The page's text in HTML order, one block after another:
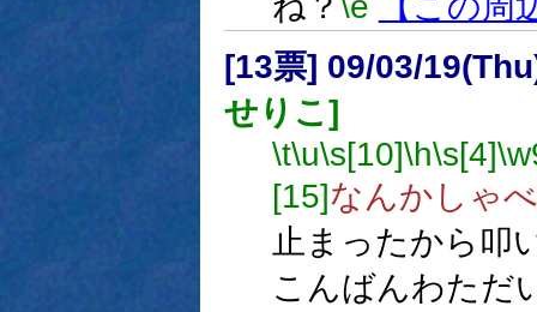
[13票] 09/03/
せりこ]
\t\u\s[10]\h\s[4]
[15]なんかしゃ
止まったから叩
こんばんわただ